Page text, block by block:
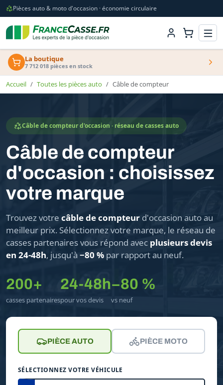
Pièces auto & moto d'occasion · économie circulaire
La boutique
7 712 018 pièces en stock
Accueil Toutes les pièces auto Câble de compteur
Câble de compteur d'occasion · réseau de casses auto
Câble de compteur
d'occasion : choisissez
votre marque
Trouvez votre câble de compteur d'occasion auto au
meilleur prix. Sélectionnez votre marque, le réseau de
casses partenaires vous répond avec plusieurs devis
en 24-48h, jusqu'à −80 % par rapport au neuf.
200+
casses partenaires
24-48h
pour vos devis
−80 %
vs neuf
PIÈCE AUTO PIÈCE MOTO
SÉLECTIONNEZ VOTRE VÉHICULE